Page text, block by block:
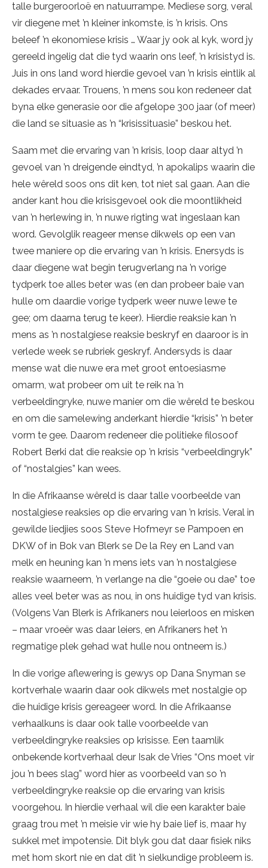
talle burgeroorloë en natuurrampe. Mediese sorg, veral
vir diegene met ’n kleiner inkomste, is ’n krisis. Ons
beleef ’n ekonomiese krisis … Waar jy ook al kyk, word jy
gereeld ingelig dat die tyd waarin ons leef, ’n krisistyd is.
Juis in ons land word hierdie gevoel van ’n krisis eintlik al
dekades ervaar. Trouens, ’n mens sou kon redeneer dat
byna elke generasie oor die afgelope 300 jaar (of meer)
die land se situasie as ’n “krisissituasie” beskou het.
Saam met die ervaring van ’n krisis, loop daar altyd ’n
gevoel van ’n dreigende eindtyd, ’n apokalips waarin die
hele wêreld soos ons dit ken, tot niet sal gaan. Aan die
ander kant hou die krisisgevoel ook die moontlikheid
van ’n herlewing in, ’n nuwe rigting wat ingeslaan kan
word. Gevolglik reageer mense dikwels op een van
twee maniere op die ervaring van ’n krisis. Enersyds is
daar diegene wat begin terugverlang na ’n vorige
tydperk toe alles beter was (en dan probeer baie van
hulle om daardie vorige tydperk weer nuwe lewe te
gee; om daarna terug te keer). Hierdie reaksie kan ’n
mens as ’n nostalgiese reaksie beskryf en daaroor is in
verlede week se rubriek geskryf. Andersyds is daar
mense wat die nuwe era met groot entoesiasme
omarm, wat probeer om uit te reik na ’n
verbeeldingryke, nuwe manier om die wêreld te beskou
en om die samelewing anderkant hierdie “krisis” ’n beter
vorm te gee. Daarom redeneer die politieke filosoof
Robert Berki dat die reaksie op ’n krisis “verbeeldingryk”
of “nostalgies” kan wees.
In die Afrikaanse wêreld is daar talle voorbeelde van
nostalgiese reaksies op die ervaring van ’n krisis. Veral in
gewilde liedjies soos Steve Hofmeyr se Pampoen en
DKW of in Bok van Blerk se De la Rey en Land van
melk en heuning kan ’n mens iets van ’n nostalgiese
reaksie waarneem, ’n verlange na die “goeie ou dae” toe
alles veel beter was as nou, in ons huidige tyd van krisis.
(Volgens Van Blerk is Afrikaners nou leierloos en misken
– maar vroeër was daar leiers, en Afrikaners het ’n
regmatige plek gehad wat hulle nou ontneem is.)
In die vorige aflewering is gewys op Dana Snyman se
kortverhale waarin daar ook dikwels met nostalgie op
die huidige krisis gereageer word. In die Afrikaanse
verhaalkuns is daar ook talle voorbeelde van
verbeeldingryke reaksies op krisisse. Een taamlik
onbekende kortverhaal deur Isak de Vries “Ons moet vir
jou ’n bees slag” word hier as voorbeeld van so ’n
verbeeldingryke reaksie op die ervaring van krisis
voorgehou. In hierdie verhaal wil die een karakter baie
graag trou met ’n meisie vir wie hy baie lief is, maar hy
sukkel met impotensie. Dit blyk gou dat daar fisiek niks
met hom skort nie en dat dit ’n sielkundige probleem is.